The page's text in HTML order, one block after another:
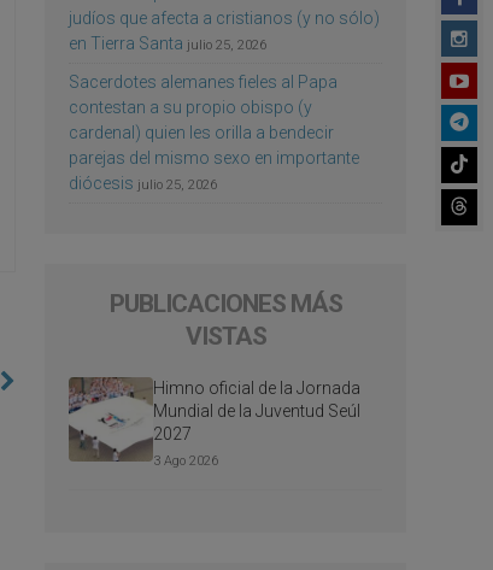
judíos que afecta a cristianos (y no sólo)
en Tierra Santa julio 25, 2026
Sacerdotes alemanes fieles al Papa
contestan a su propio obispo (y
cardenal) quien les orilla a bendecir
parejas del mismo sexo en importante
diócesis julio 25, 2026
PUBLICACIONES MÁS
VISTAS
Himno oficial de la Jornada
Mundial de la Juventud Seúl
2027
3 Ago 2026